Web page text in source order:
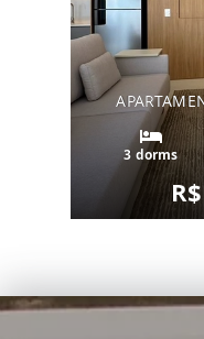
3 dorms